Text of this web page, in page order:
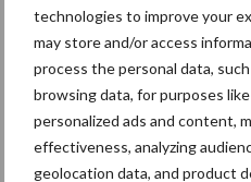
technologies to improve your
may store and/or access
process the personal data,
browsing data, for purposes
personalized ads and content,
effectiveness, analyzing
geolocation data, and product
Kwaliteit
nieuwe
nog